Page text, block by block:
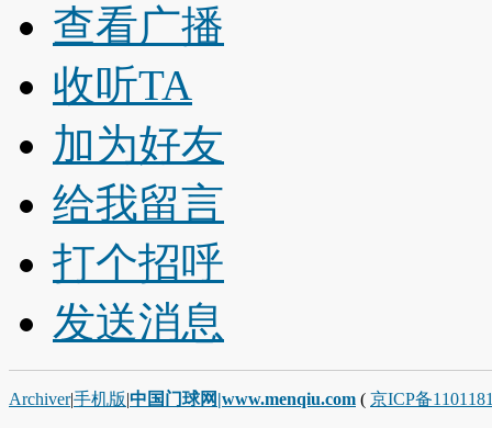
查看广播
收听TA
加为好友
给我留言
打个招呼
发送消息
Archiver|手机版|中国门球网|www.menqiu.com ( 京ICP备